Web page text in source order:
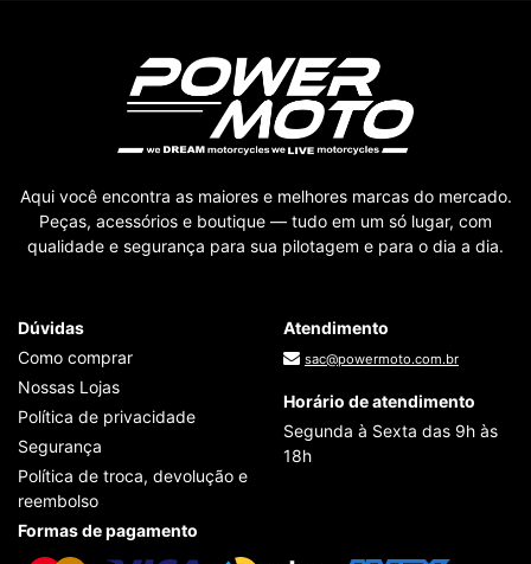
Aqui você encontra as maiores e melhores marcas do mercado.
Peças, acessórios e boutique — tudo em um só lugar, com
qualidade e segurança para sua pilotagem e para o dia a dia.
Dúvidas
Como comprar
Nossas Lojas
Política de privacidade
Segurança
Política de troca, devolução e
reembolso
Atendimento
sac@powermoto.com.br
Horário de atendimento
Segunda à Sexta das 9h às
18h
Formas de pagamento